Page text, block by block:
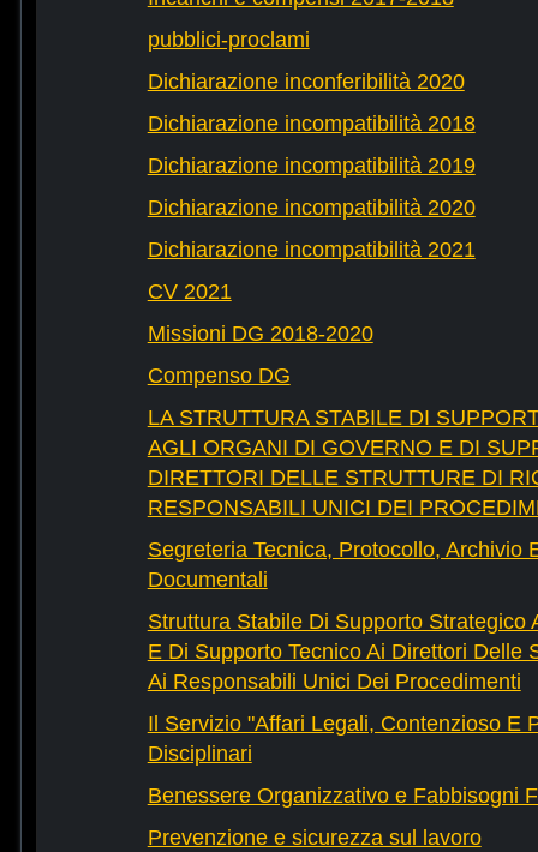
pubblici-proclami
Dichiarazione inconferibilità 2020
Dichiarazione incompatibilità 2018
Dichiarazione incompatibilità 2019
Dichiarazione incompatibilità 2020
Dichiarazione incompatibilità 2021
CV 2021
Missioni DG 2018-2020
Compenso DG
LA STRUTTURA STABILE DI
AGLI ORGANI DI GOVERNO E DI
DIRETTORI DELLE STRUTTURE DI
RESPONSABILI UNICI DEI
Segreteria Tecnica, Protocollo, Archivio
Documentali
Struttura Stabile Di Supporto Strategico
E Di Supporto Tecnico Ai Direttori Delle
Ai Responsabili Unici Dei Procedimenti
Il Servizio "Affari Legali, Contenzioso E
Disciplinari
Benessere Organizzativo e Fabbisogni
Prevenzione e sicurezza sul lavoro